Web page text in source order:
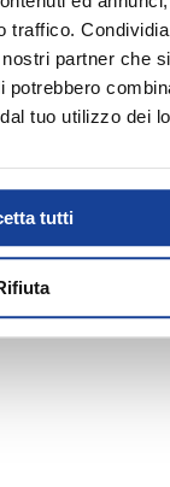
traffico.
partner che
tuo utilizzo dei
tutti
marchi
Ben
Emilia-
King ti aspetta